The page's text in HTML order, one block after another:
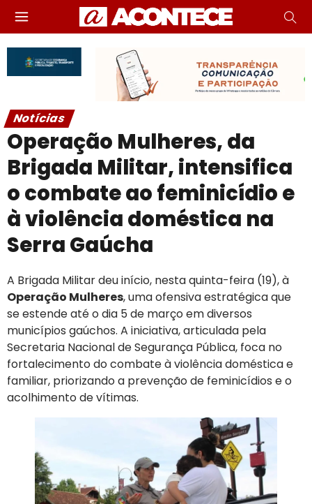
Notícias
Operação Mulheres, da
Brigada Militar, intensifica
o combate ao feminicídio e
à violência doméstica na
Serra Gaúcha
A Brigada Militar deu início, nesta quinta-feira (19), à
Operação Mulheres, uma ofensiva estratégica que
se estende até o dia 5 de março em diversos
municípios gaúchos. A iniciativa, articulada pela
Secretaria Nacional de Segurança Pública, foca no
fortalecimento do combate à violência doméstica e
familiar, priorizando a prevenção de feminicídios e o
acolhimento de vítimas.